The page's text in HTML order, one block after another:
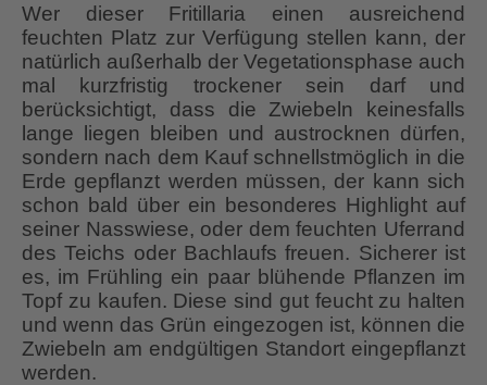
Wer dieser Fritillaria einen ausreichend
feuchten Platz zur Verfügung stellen kann, der
natürlich außerhalb der Vegetationsphase auch
mal kurzfristig trockener sein darf und
berücksichtigt, dass die Zwiebeln keinesfalls
lange liegen bleiben und austrocknen dürfen,
sondern nach dem Kauf schnellstmöglich in die
Erde gepflanzt werden müssen, der kann sich
schon bald über ein besonderes Highlight auf
seiner Nasswiese, oder dem feuchten Uferrand
des Teichs oder Bachlaufs freuen. Sicherer ist
es, im Frühling ein paar blühende Pflanzen im
Topf zu kaufen. Diese sind gut feucht zu halten
und wenn das Grün eingezogen ist, können die
Zwiebeln am endgültigen Standort eingepflanzt
werden.